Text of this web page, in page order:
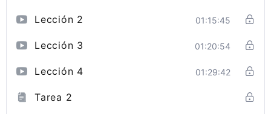
Lección 2 01:15:45
Lección 3 01:20:54
Lección 4 01:29:42
Tarea 2